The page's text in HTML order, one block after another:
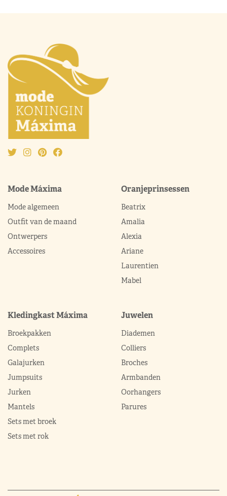
Mode Máxima
Mode algemeen
Outfit van de maand
Ontwerpers
Accessoires
Oranjeprinsessen
Beatrix
Amalia
Alexia
Ariane
Laurentien
Mabel
Kledingkast Máxima
Broekpakken
Complets
Galajurken
Jumpsuits
Jurken
Mantels
Sets met broek
Sets met rok
Juwelen
Diademen
Colliers
Broches
Armbanden
Oorhangers
Parures